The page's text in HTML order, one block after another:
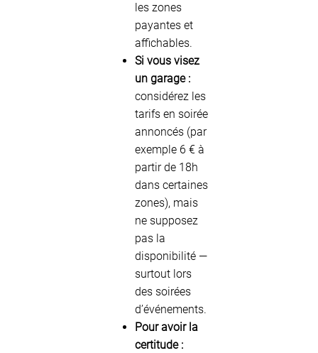
les zones
payantes et
affichables.
Si vous visez
un garage :
considérez les
tarifs en soirée
annoncés (par
exemple 6 € à
partir de 18h
dans certaines
zones), mais
ne supposez
pas la
disponibilité —
surtout lors
des soirées
d’événements.
Pour avoir la
certitude :